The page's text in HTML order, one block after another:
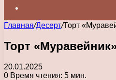
Главная/Десерт/Торт
Торт
20.01.2025
0 Время чтения: 5 мин.